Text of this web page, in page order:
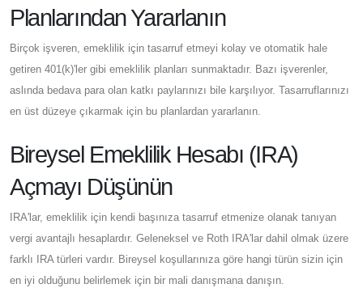
Planlarından Yararlanın
Birçok işveren, emeklilik için tasarruf etmeyi kolay ve otomatik hale
getiren 401(k)'ler gibi emeklilik planları sunmaktadır. Bazı işverenler,
aslında bedava para olan katkı paylarınızı bile karşılıyor. Tasarruflarınızı
en üst düzeye çıkarmak için bu planlardan yararlanın.
Bireysel Emeklilik Hesabı (IRA)
Açmayı Düşünün
IRA'lar, emeklilik için kendi başınıza tasarruf etmenize olanak tanıyan
vergi avantajlı hesaplardır. Geleneksel ve Roth IRA'lar dahil olmak üzere
farklı IRA türleri vardır. Bireysel koşullarınıza göre hangi türün sizin için
en iyi olduğunu belirlemek için bir mali danışmana danışın.